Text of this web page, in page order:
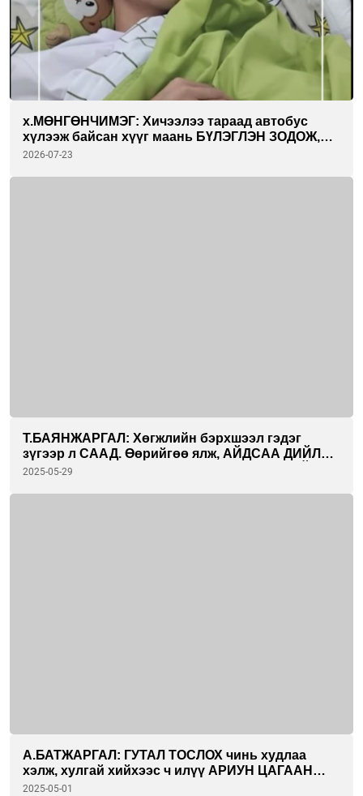
х.МӨНГӨНЧИМЭГ: Хичээлээ тараад автобус
хүлээж байсан хүүг маань БҮЛЭГЛЭН ЗОДОЖ,
хүнд гэмтэл учруулсан. Хүүгээ эрүүл болгохын
2026-07-23
Т.БАЯНЖАРГАЛ: Хөгжлийн бэрхшээл гэдэг
зүгээр л СААД. Өөрийгөө ялж, АЙДСАА ДИЙЛЖ
тэмцээний тайзан дээр гарах ҮНЭХЭЭР САЙХАН
2025-05-29
А.БАТЖАРГАЛ: ГУТАЛ ТОСЛОХ чинь худлаа
хэлж, хулгай хийхээс ч илүү АРИУН ЦАГААН
ХӨДӨЛМӨР шүү дээ...
2025-05-01